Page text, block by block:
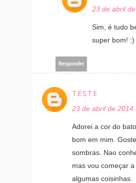
23 de abril
Sim, é tudo
super bom! :)
Responder
TESTE
23 de abril de 2014
Adorei a cor do
bom em mim.
sombras. Nao
mas vou começar
algumas coisinhas.